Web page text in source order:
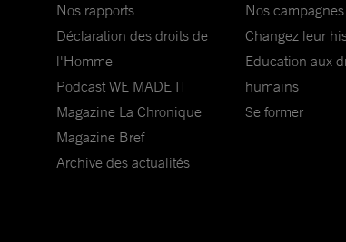
Nos rapports
Déclaration des droits de
l'Homme
Podcast WE MADE IT
Magazine La Chronique
Magazine Bref
Archive des actualités
Nos campagnes
Changez leur
Education aux
humains
Se former